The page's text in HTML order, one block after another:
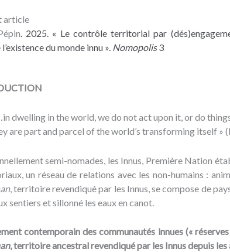
article
. 2025. « Le contrôle territorial par
du monde innu ». Nomopolis3
dwelling in the world, we do not act upon it, or do
are part and parcel of the world’s transforming itself »
semi-nomades, les Innus, Première Nation
un réseau de relations avec les non-humains :
, territoire revendiqué par les Innus, se compose de
sentiers et sillonné les eaux en canot.
contemporain des communautés innues («
, territoire ancestral revendiqué par les Innus depuis les